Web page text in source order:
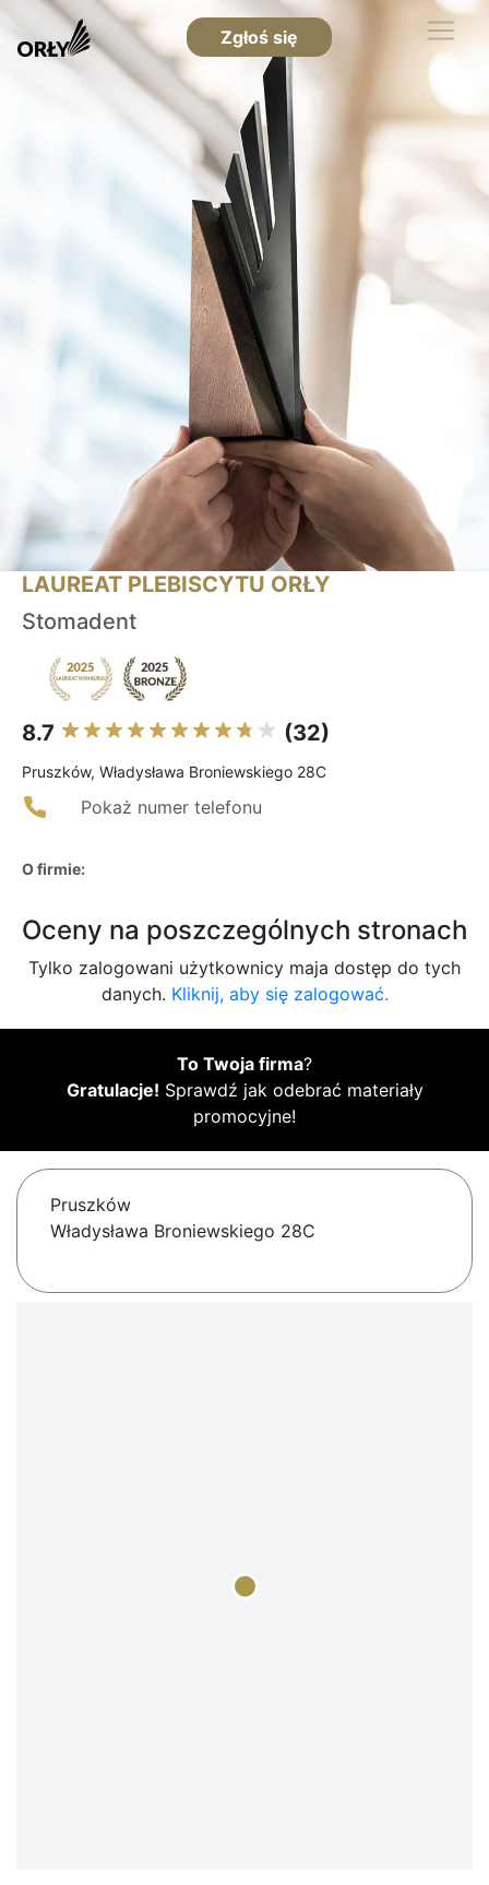
Zgłoś się
LAUREAT PLEBISCYTU ORŁY
Stomadent
8.7 (32)
Pruszków, Władysława Broniewskiego 28C
Pokaż numer telefonu
O firmie:
Oceny na poszczególnych stronach
Tylko zalogowani użytkownicy maja dostęp do tych
danych. Kliknij, aby się zalogować.
To Twoja firma?
Gratulacje! Sprawdź jak odebrać materiały
promocyjne!
Pruszków
Władysława Broniewskiego 28C